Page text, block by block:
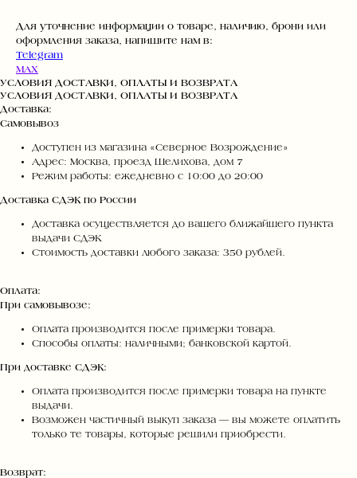
Для уточнение информации о товаре, наличию, брони или
оформления заказа, напишите нам в:
Telegram
MAX
УСЛОВИЯ ДОСТАВКИ, ОПЛАТЫ И ВОЗВРАТА
УСЛОВИЯ ДОСТАВКИ, ОПЛАТЫ И ВОЗВРАТА
Доставка:
Самовывоз
Доступен из магазина «Северное Возрождение»
Адрес: Москва, проезд Шелихова, дом 7
Режим работы: ежедневно с 10:00 до 20:00
Доставка СДЭК по России
Доставка осуществляется до вашего ближайшего пункта
выдачи СДЭК
Стоимость доставки любого заказа: 350 рублей.
Оплата:
При самовывозе:
Оплата производится после примерки товара.
Способы оплаты: наличными; банковской картой.
При доставке СДЭК:
Оплата производится после примерки товара на пункте
выдачи.
Возможен частичный выкуп заказа — вы можете оплатить
только те товары, которые решили приобрести.
Возврат: